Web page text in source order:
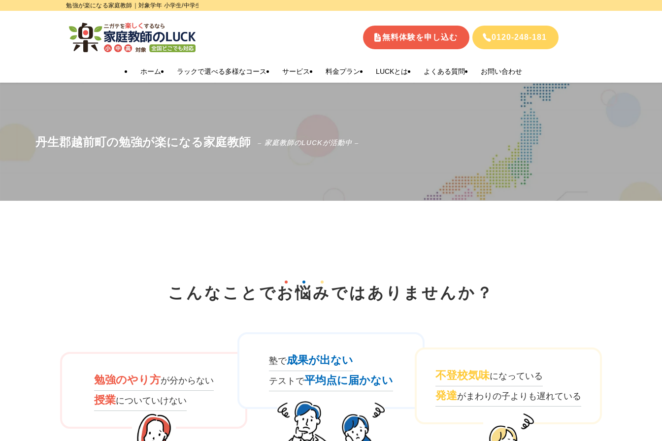
勉強が楽になる家庭教師｜対象学年 小学生/中学生/高校生
ホーム ラックで選べる多様なコース サービス 料金プラン LUCKとは よくある質問 お問い合わせ
無料体験を申し込む 0120-248-181
丹生郡越前町の勉強が楽になる家庭教師 – 家庭教師のLUCKが活動中 –
こんなことでお悩みでは ありませんか？
勉強のやり方が分からない
授業についていけない
塾で成果が出ない
テストで平均点に届かない 不登校気味になっている
発達がまわりの子よりも遅れている